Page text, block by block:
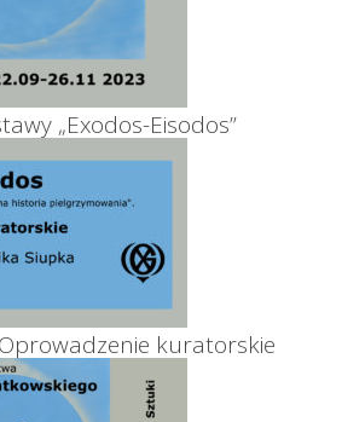
„Exodos-Eisodos”
kuratorskie